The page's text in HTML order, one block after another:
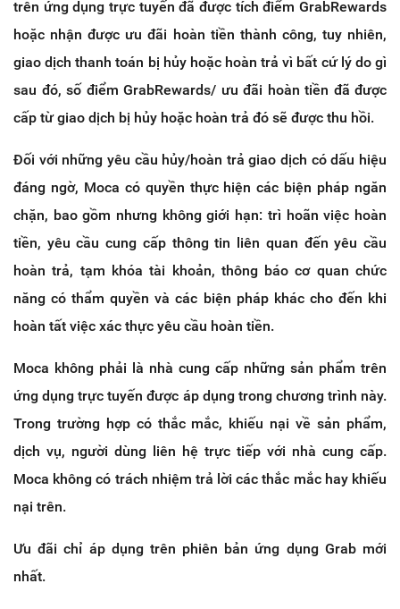
trên ứng dụng trực tuyến đã được tích điểm GrabRewards
hoặc nhận được ưu đãi hoàn tiền thành công, tuy nhiên,
giao dịch thanh toán bị hủy hoặc hoàn trả vì bất cứ lý do gì
sau đó, số điểm GrabRewards/ ưu đãi hoàn tiền đã được
cấp từ giao dịch bị hủy hoặc hoàn trả đó sẽ được thu hồi.
Đối với những yêu cầu hủy/hoàn trả giao dịch có dấu hiệu
đáng ngờ, Moca có quyền thực hiện các biện pháp ngăn
chặn, bao gồm nhưng không giới hạn: trì hoãn việc hoàn
tiền, yêu cầu cung cấp thông tin liên quan đến yêu cầu
hoàn trả, tạm khóa tài khoản, thông báo cơ quan chức
năng có thẩm quyền và các biện pháp khác cho đến khi
hoàn tất việc xác thực yêu cầu hoàn tiền.
Moca không phải là nhà cung cấp những sản phẩm trên
ứng dụng trực tuyến được áp dụng trong chương trình này.
Trong trường hợp có thắc mắc, khiếu nại về sản phẩm,
dịch vụ, người dùng liên hệ trực tiếp với nhà cung cấp.
Moca không có trách nhiệm trả lời các thắc mắc hay khiếu
nại trên.
Ưu đãi chỉ áp dụng trên phiên bản ứng dụng Grab mới
nhất.